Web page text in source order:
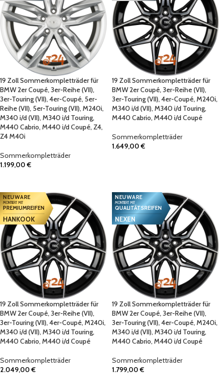
19 Zoll Sommerkompletträder für
BMW 2er Coupé, 3er-Reihe (VII),
3er-Touring (VII), 4er-Coupé, 5er-
Reihe (VII), 5er-Touring (VII), M240i,
M340 i/d (VII), M340 i/d Touring,
M440 Cabrio, M440 i/d Coupé, Z4,
Z4 M40i
Sommerkompletträder
1.199,00€
19 Zoll Sommerkompletträder für
BMW 2er Coupé, 3er-Reihe (VII),
3er-Touring (VII), 4er-Coupé, M240i,
M340 i/d (VII), M340 i/d Touring,
M440 Cabrio, M440 i/d Coupé
Sommerkompletträder
1.649,00€
NEUWARE
MONTIERT MIT
PREMIUMREIFEN
HANKOOK
19 Zoll Sommerkompletträder für
BMW 2er Coupé, 3er-Reihe (VII),
3er-Touring (VII), 4er-Coupé, M240i,
M340 i/d (VII), M340 i/d Touring,
M440 Cabrio, M440 i/d Coupé
Sommerkompletträder
2.049,00€
NEUWARE
MONTIERT MIT
QUALITÄTSREIFEN
NEXEN
19 Zoll Sommerkompletträder für
BMW 2er Coupé, 3er-Reihe (VII),
3er-Touring (VII), 4er-Coupé, M240i,
M340 i/d (VII), M340 i/d Touring,
M440 Cabrio, M440 i/d Coupé
Sommerkompletträder
1.799,00€